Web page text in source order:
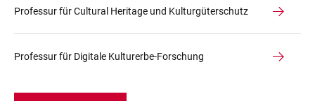
sie
eines
besucht
Professur für Cultural Heritage und Kulturgüterschutz
Professur für Digitale Kulturerbe-Forschung